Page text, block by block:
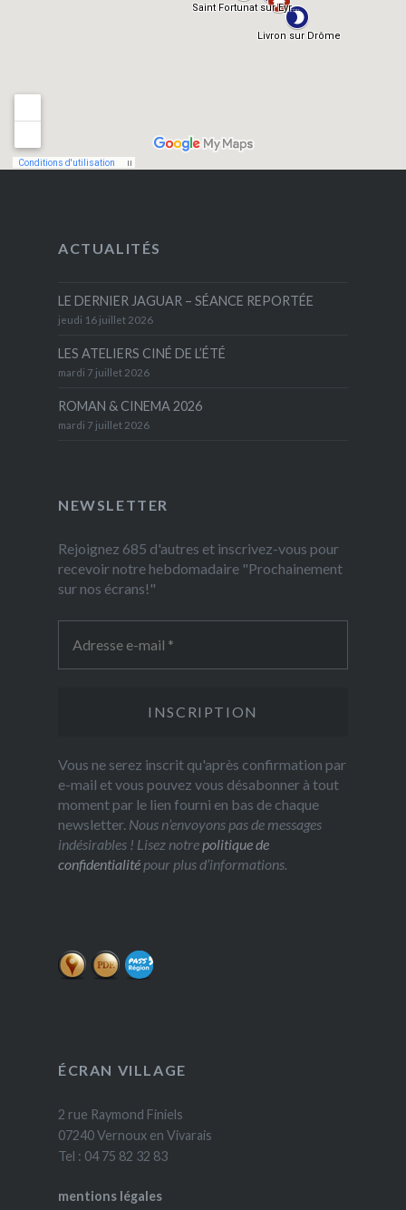
ACTUALITÉS
LE DERNIER JAGUAR – SÉANCE REPORTÉE
jeudi 16 juillet 2026
LES ATELIERS CINÉ DE L’ÉTÉ
mardi 7 juillet 2026
ROMAN & CINEMA 2026
mardi 7 juillet 2026
NEWSLETTER
Rejoignez 685 d'autres et inscrivez-vous pour
recevoir notre hebdomadaire "Prochainement
sur nos écrans!"
Vous ne serez inscrit qu'après confirmation par
e-mail et vous pouvez vous désabonner à tout
moment par le lien fourni en bas de chaque
newsletter. Nous n’envoyons pas de messages
indésirables ! Lisez notrepolitique de
confidentialitépour plus d’informations.
ÉCRAN VILLAGE
2 rue Raymond Finiels
07240 Vernoux en Vivarais
Tel : 04 75 82 32 83
mentions légales